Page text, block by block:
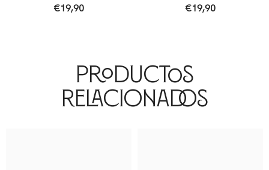
€19,90 €19,90
Productos
Relacionados